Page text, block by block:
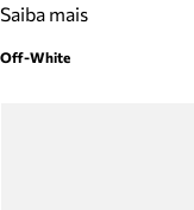
Mule
Precisa de ajuda?
Saiba mais
Off-White